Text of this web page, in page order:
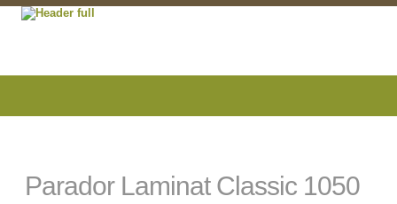
Parador Laminat Classic 1050